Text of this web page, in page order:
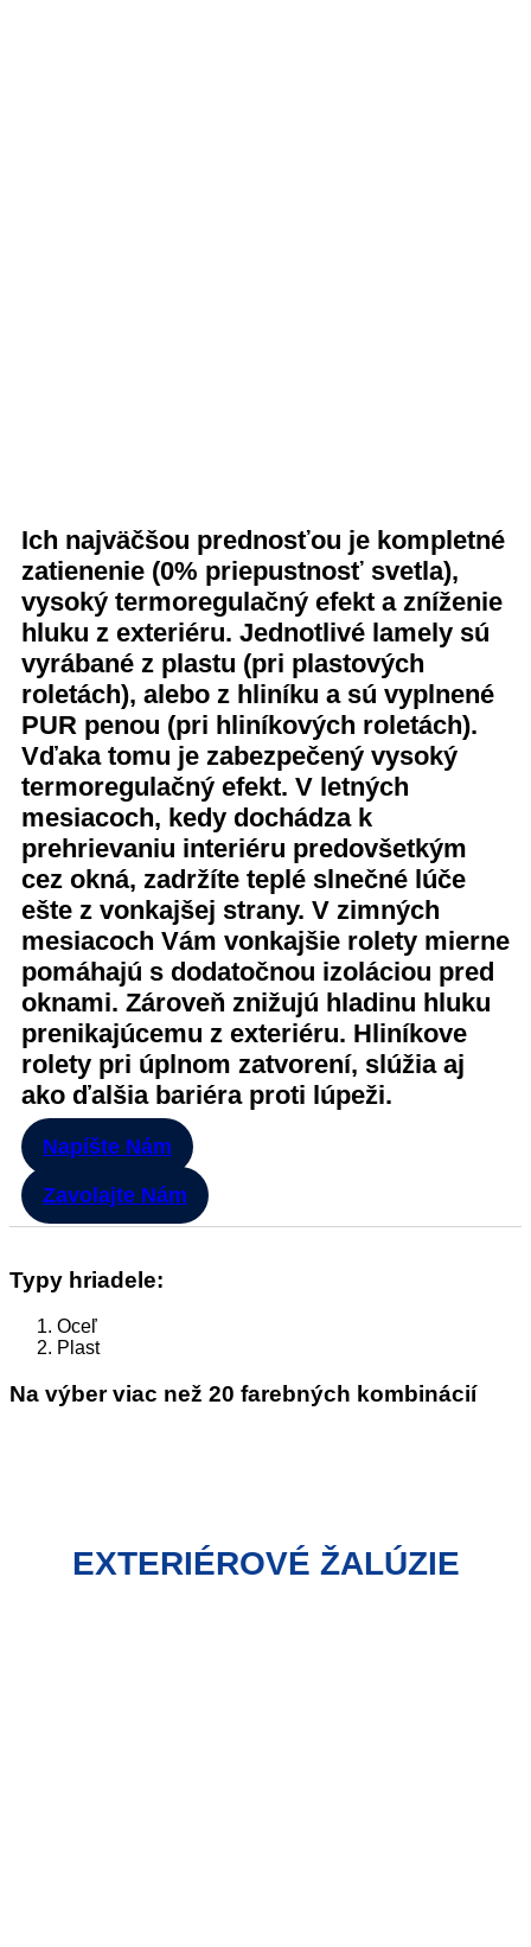
Ich najväčšou prednosťou je kompletné
zatienenie (0% priepustnosť svetla),
vysoký termoregulačný efekt a zníženie
hluku z exteriéru. Jednotlivé lamely sú
vyrábané z plastu (pri plastových
roletách), alebo z hliníku a sú vyplnené
PUR penou (pri hliníkových roletách).
Vďaka tomu je zabezpečený vysoký
termoregulačný efekt. V letných
mesiacoch, kedy dochádza k
prehrievaniu interiéru predovšetkým
cez okná, zadržíte teplé slnečné lúče
ešte z vonkajšej strany. V zimných
mesiacoch Vám vonkajšie rolety mierne
pomáhajú s dodatočnou izoláciou pred
oknami. Zároveň znižujú hladinu hluku
prenikajúcemu z exteriéru. Hliníkove
rolety pri úplnom zatvorení, slúžia aj
ako ďalšia bariéra proti lúpeži.
Napíšte Nám
Zavolajte Nám
Typy hriadele:
Oceľ
Plast
Na výber viac než 20 farebných kombinácií
EXTERIÉROVÉ ŽALÚZIE